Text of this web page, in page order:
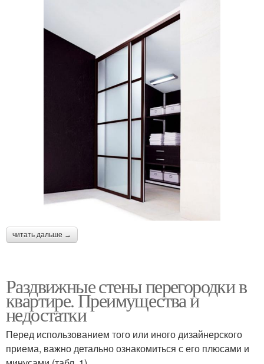
читать дальше →
Раздвижные стены перегородки в
квартире. Преимущества и
недостатки
Перед использованием того или иного дизайнерского
приема, важно детально ознакомиться с его плюсами и